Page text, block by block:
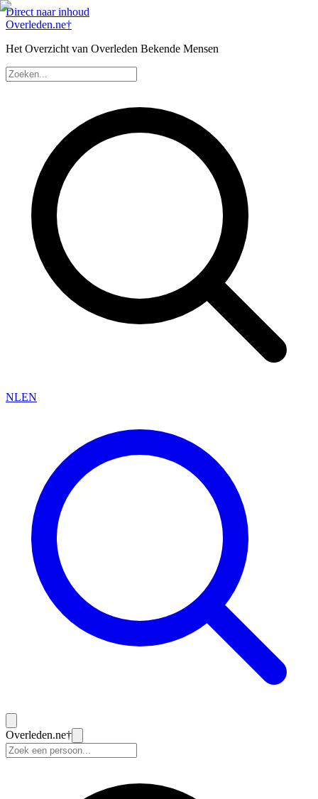
Direct naar inhoud
Overleden.ne†
Het Overzicht van Overleden Bekende Mensen
NLEN
Overleden.ne†